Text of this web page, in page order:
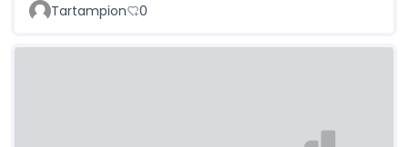
Tartampion 0